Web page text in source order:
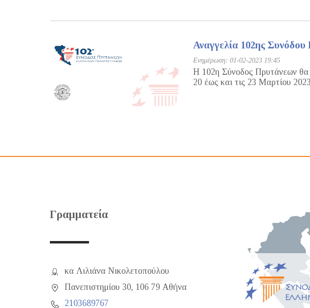
Αναγγελία 102ης
Ενημέρωση: 01-02-2023 19:45
Η 102η Σύνοδος Πρυτάνεων θα
20 έως και τις 23 Μαρτίου
Γραμματεία
κα Λιλιάνα Νικολετοπούλου
Πανεπιστημίου 30, 106 79 Αθήνα
2103689767